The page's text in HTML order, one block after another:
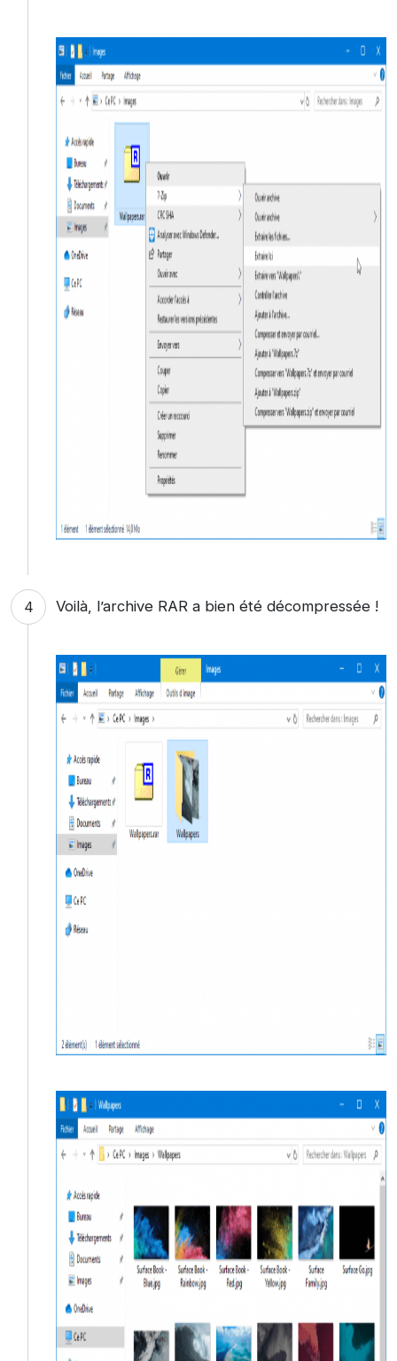
Voilà, l’archive RAR a bien été décompressée !